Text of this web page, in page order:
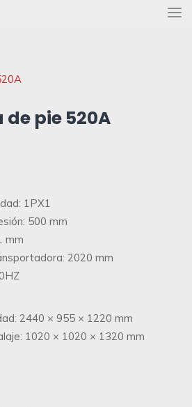
pie 520A
1PX1
500 mm
mm
2020 mm
2440 × 955 × 1220 mm
1020 × 1020 × 1320 mm